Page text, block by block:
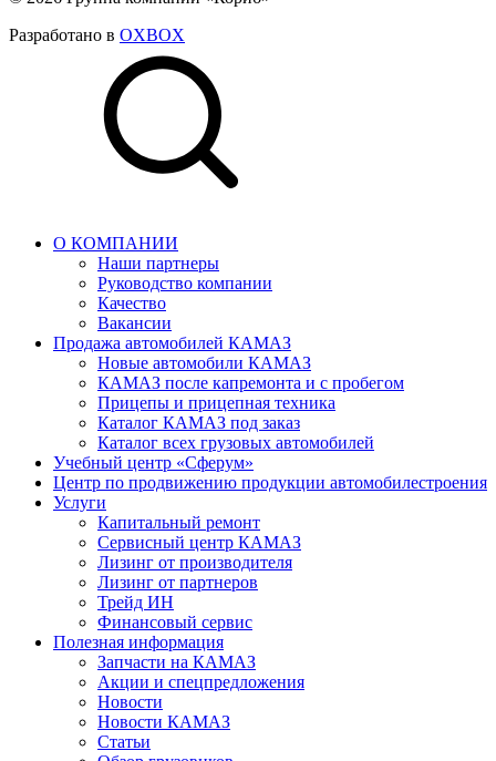
Разработано в OXBOX
О КОМПАНИИ
Наши партнеры
Руководство компании
Качество
Вакансии
Продажа автомобилей КАМАЗ
Новые автомобили КАМАЗ
КАМАЗ после капремонта и с пробегом
Прицепы и прицепная техника
Каталог КАМАЗ под заказ
Каталог всех грузовых автомобилей
Учебный центр «Сферум»
Центр по продвижению продукции автомобилестроения
Услуги
Капитальный ремонт
Сервисный центр КАМАЗ
Лизинг от производителя
Лизинг от партнеров
Трейд ИН
Финансовый сервис
Полезная информация
Запчасти на КАМАЗ
Акции и спецпредложения
Новости
Новости КАМАЗ
Статьи